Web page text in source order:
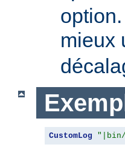
mieux
CustomLog